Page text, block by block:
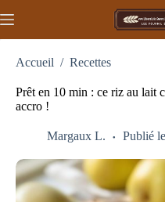
au
Accueil / Recettes
Prêt en 10 min : ce riz au lait
accro !
Margaux L. Publié